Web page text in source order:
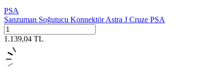
PSA
Şanzuman Soğutucu Konnektör Astra J Cruze PSA
1.139,04 TL